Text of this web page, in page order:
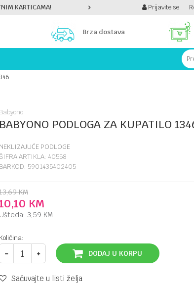
KARTICAMA! PLATI UNICREDIT
Prijavite se
Brza dostava
Babyono
BABYONO PODLOGA ZA KUPATILO
NEKLIZAJUĆE PODLOGE
ŠIFRA ARTIKLA: 40558
BARKOD: 5901435402405
KM
KM
Ušteda: 3,59 KM
Količina:
DODAJ U KORPU
Sačuvajte u listi želja